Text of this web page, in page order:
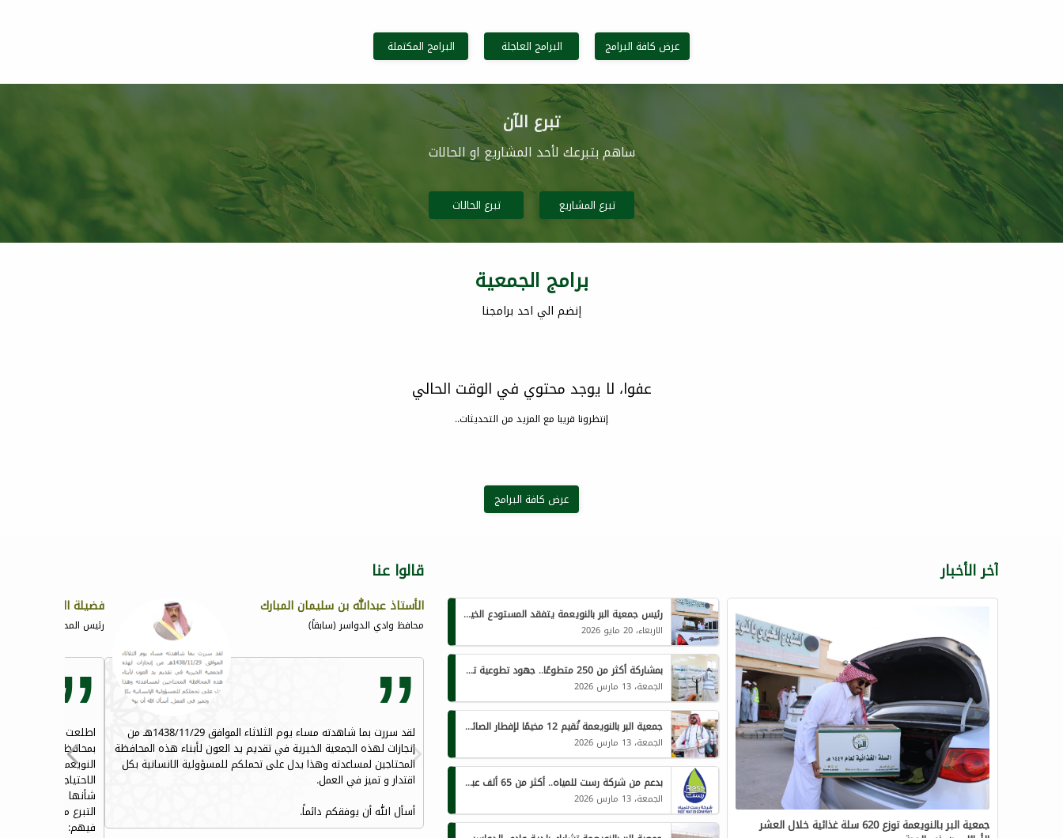
عرض كافة البرامج البرامج العاجلة البرامج المكتملة
تبرع الآن
ساهم بتبرعك لأحد المشاريع او الحالات
تبرع المشاريع تبرع الحالات
برامج الجمعية
إنضم الي احد برامجنا
عفوا، لا يوجد محتوي في الوقت الحالي
إنتظرونا قريبا مع المزيد من التحديثات..
عرض كافة البرامج
آخر الأخبار
جمعية البر بالنويعمة توزع 620 سلة غذائية خلال العشر
رئيس جمعية البر بالنويعمة يتفقد المستودع الخيري استعدادًا لبرامج ذي الحجة 1447هـ
الاربعاء، 20 مايو 2026
بمشاركة أكثر من 250 متطوعًا.. جهود تطوعية تتجاوز 400 ساعة لخدمة الصائمين في جمعية النويعمة
الجمعة، 13 مارس 2026
جمعية البر بالنويعمة تُقيم 12 مخيمًا لإفطار الصائمين يستفيد منها أكثر من 1450 فردًا يوميًا
الجمعة، 13 مارس 2026
بدعم من شركة رست للمياه.. أكثر من 65 ألف عبوة مياه لبرامج جمعية البر الخيرية بالنويعمة الرمضانية
الجمعة، 13 مارس 2026
قالوا عنا
الأستاذ عبدالله بن سليمان المبارك
محافظ وادي الدواسر (سابقاً)
لقد سررت بما شاهدته مساء يوم الثلاثاء الموافق 1438/11/29هـ من
إنجازات لهذه الجمعية الخيرية في تقديم يد العون لأبناء هذه المحافظة
المحتاجين لمساعدته وهذا يدل على تحملكم للمسؤولية الانسانية بكل
اقتدار و تميز في العمل.
أسأل الله أن يوفقكم دائماً.
فضيلة الشيخ ناصر
رئيس المحكمة العامة
اطلعت على ما يقوم
بمحافظة وادي
النويعمة من الفقراء
الاحتياجات الخاصة ،
شأنها التسهيل على
التبرع مادياً و عينياً
فيهم: